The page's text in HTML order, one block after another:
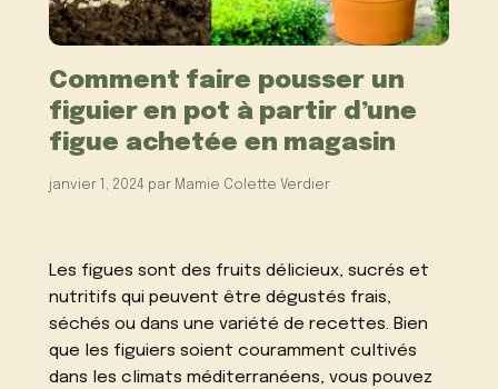
Comment faire pousser un
figuier en pot à partir d’une
figue achetée en magasin
janvier 1, 2024 par Mamie Colette Verdier
Les figues sont des fruits délicieux, sucrés et
nutritifs qui peuvent être dégustés frais,
séchés ou dans une variété de recettes. Bien
que les figuiers soient couramment cultivés
dans les climats méditerranéens, vous pouvez